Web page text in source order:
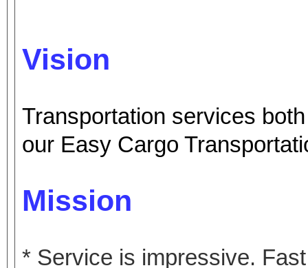
Vision
Transportation services
our Easy Cargo
Mission
* Service is impressive.